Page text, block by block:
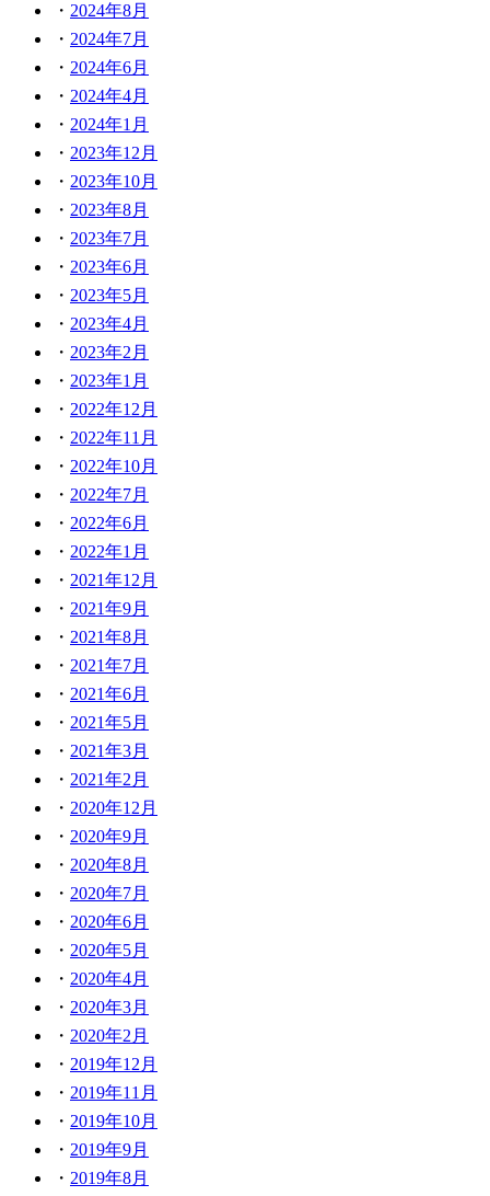
2024年8月
2024年7月
2024年6月
2024年4月
2024年1月
2023年12月
2023年10月
2023年8月
2023年7月
2023年6月
2023年5月
2023年4月
2023年2月
2023年1月
2022年12月
2022年11月
2022年10月
2022年7月
2022年6月
2022年1月
2021年12月
2021年9月
2021年8月
2021年7月
2021年6月
2021年5月
2021年3月
2021年2月
2020年12月
2020年9月
2020年8月
2020年7月
2020年6月
2020年5月
2020年4月
2020年3月
2020年2月
2019年12月
2019年11月
2019年10月
2019年9月
2019年8月